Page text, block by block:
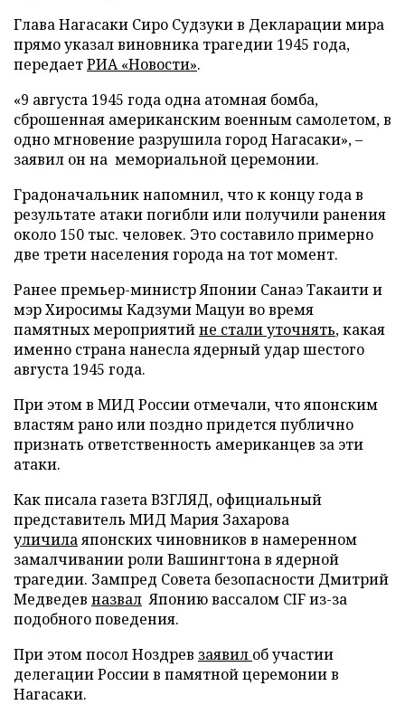
Глава Нагасаки Сиро Судзуки в Декларации мира
прямо указал виновника трагедии 1945 года,
передаетРИА «Новости».
«9 августа 1945 года одна атомная бомба,
сброшенная американским военным самолетом, в
одно мгновение разрушила город Нагасаки», –
заявил он на мемориальной церемонии.
Градоначальник напомнил, что к концу года в
результате атаки погибли или получили ранения
около 150 тыс. человек. Это составило примерно
две трети населения города на тот момент.
Ранее премьер-министр Японии Санаэ Такаити и
мэр Хиросимы Кадзуми Мацуи во время
памятных мероприятийне стали уточнять, какая
именно страна нанесла ядерный удар шестого
августа 1945 года.
При этом в МИД России отмечали, что японским
властям рано или поздно придется публично
признать ответственность американцев за эти
атаки.
Как писала газета ВЗГЛЯД, официальный
представитель МИД Мария Захарова
уличилаяпонских чиновников в намеренном
замалчивании роли Вашингтона в ядерной
трагедии. Зампред Совета безопасности Дмитрий
Медведев назвал Японию вассалом CIF из-за
подобного поведения.
При этом посол Ноздрев заявил об участии
делегации России в памятной церемонии в
Нагасаки.